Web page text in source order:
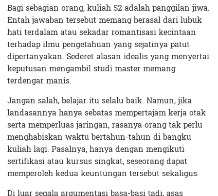
Bagi sebagian orang, kuliah S2 adalah panggilan jiwa.
Entah jawaban tersebut memang berasal dari lubuk
hati terdalam atau sekadar romantisasi kecintaan
terhadap ilmu pengetahuan yang sejatinya patut
dipertanyakan. Sederet alasan idealis yang menyertai
keputusan mengambil studi master memang
terdengar manis.
Jangan salah, belajar itu selalu baik. Namun, jika
landasannya hanya sebatas mempertajam kerja otak
serta memperluas jaringan, rasanya orang tak perlu
menghabiskan waktu bertahun-tahun di bangku
kuliah lagi. Pasalnya, hanya dengan mengikuti
sertifikasi atau kursus singkat, seseorang dapat
memperoleh kedua keuntungan tersebut sekaligus.